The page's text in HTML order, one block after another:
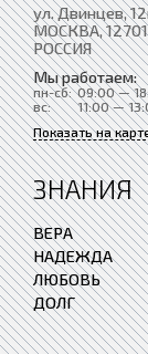
ул. Двинцев,
МОСКВА,
РОССИЯ
Мы работаем:
пн-сб: 09:00 —
вс:
11:00 —
Показать на
ЗНАНИЯ
ВЕРА
НАДЕЖДА
ЛЮБОВЬ
ДОЛГ